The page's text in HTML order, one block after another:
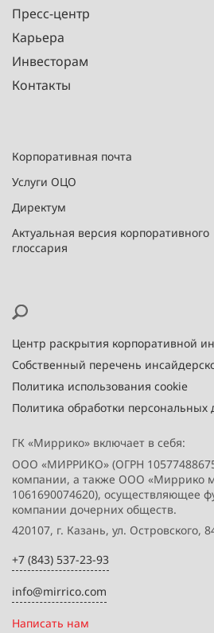
Пресс-центр
Карьера
Инвесторам
Контакты
Корпоративная почта
Услуги ОЦО
Директум
Актуальная версия корпоративного
глоссария
Центр раскрытия корпоративной
Собственный перечень
Политика использования cookie
Политика обработки персональных
ГК «Миррико» включает в себя:
ООО «МИРРИКО» (ОГРН
компании, а также ООО «Миррико
1061690074620), осуществляющее
компании дочерних обществ.
420107, г. Казань, ул. Островского,
+7 (843) 537-23-93
info@mirrico.com
Написать нам